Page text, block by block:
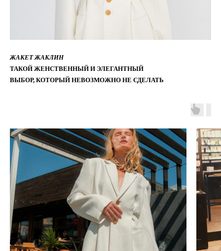
ЖАКЕТ ЖАКЛИН
ТАКОЙ ЖЕНСТВЕННЫЙ И ЭЛЕГАНТНЫЙ
ВЫБОР, КОТОРЫЙ НЕВОЗМОЖНО НЕ СДЕЛАТЬ